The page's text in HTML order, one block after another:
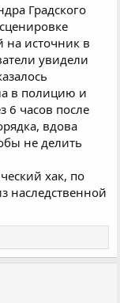
Градского
на источник в
увидели
в полицию и
6 часов после
вдова
не делить
хак, по
наследственной